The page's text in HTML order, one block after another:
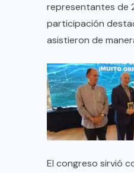
representantes de
participación
asistieron de
El congreso sirvió